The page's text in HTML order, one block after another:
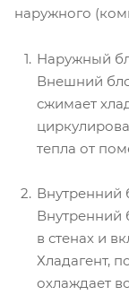
наружного
Наружный
Внешний
сжимает
тепла от
Внутренний
Внутренний
в стенах и
Хладагент,
охлаждает